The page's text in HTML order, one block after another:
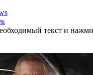
текст и